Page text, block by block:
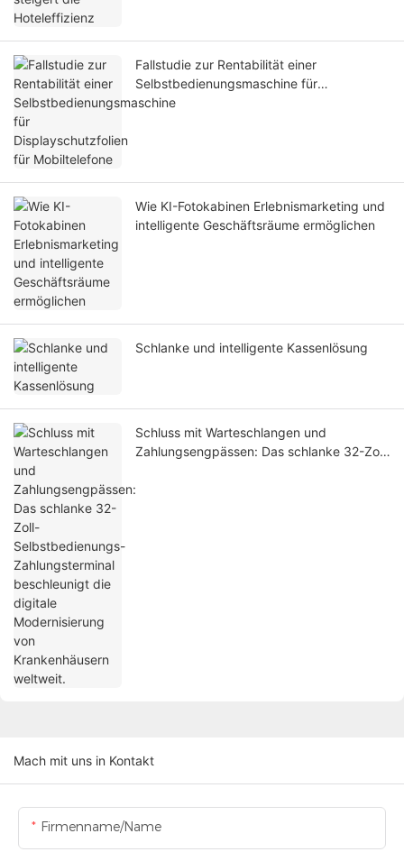
Fallstudie zur Rentabilität einer
Selbstbedienungsmaschine für
Displayschutzfolien für Mobiltelefone
Wie KI-Fotokabinen Erlebnismarketing und
intelligente Geschäftsräume ermöglichen
Schlanke und intelligente Kassenlösung
Schluss mit Warteschlangen und
Zahlungsengpässen: Das schlanke 32-Zoll-
Mach mit uns in Kontakt
Firmenname/Name